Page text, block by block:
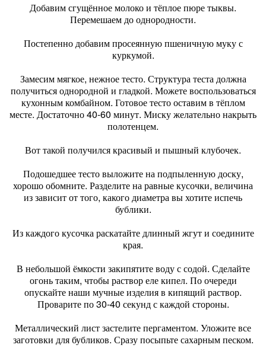
Добавим сгущённое молоко и тёплое пюре тыквы.
Перемешаем до однородности.
Постепенно добавим просеянную пшеничную муку с
куркумой.
Замесим мягкое, нежное тесто. Структура теста должна
получиться однородной и гладкой. Можете воспользоваться
кухонным комбайном. Готовое тесто оставим в тёплом
месте. Достаточно 40-60 минут. Миску желательно накрыть
полотенцем.
Вот такой получился красивый и пышный клубочек.
Подошедшее тесто выложите на подпыленную доску,
хорошо обомните. Разделите на равные кусочки, величина
из зависит от того, какого диаметра вы хотите испечь
бублики.
Из каждого кусочка раскатайте длинный жгут и соедините
края.
В небольшой ёмкости закипятите воду с содой. Сделайте
огонь таким, чтобы раствор еле кипел. По очереди
опускайте наши мучные изделия в кипящий раствор.
Проварите по 30-40 секунд с каждой стороны.
Металлический лист застелите пергаментом. Уложите все
заготовки для бубликов. Сразу посыпьте сахарным песком.